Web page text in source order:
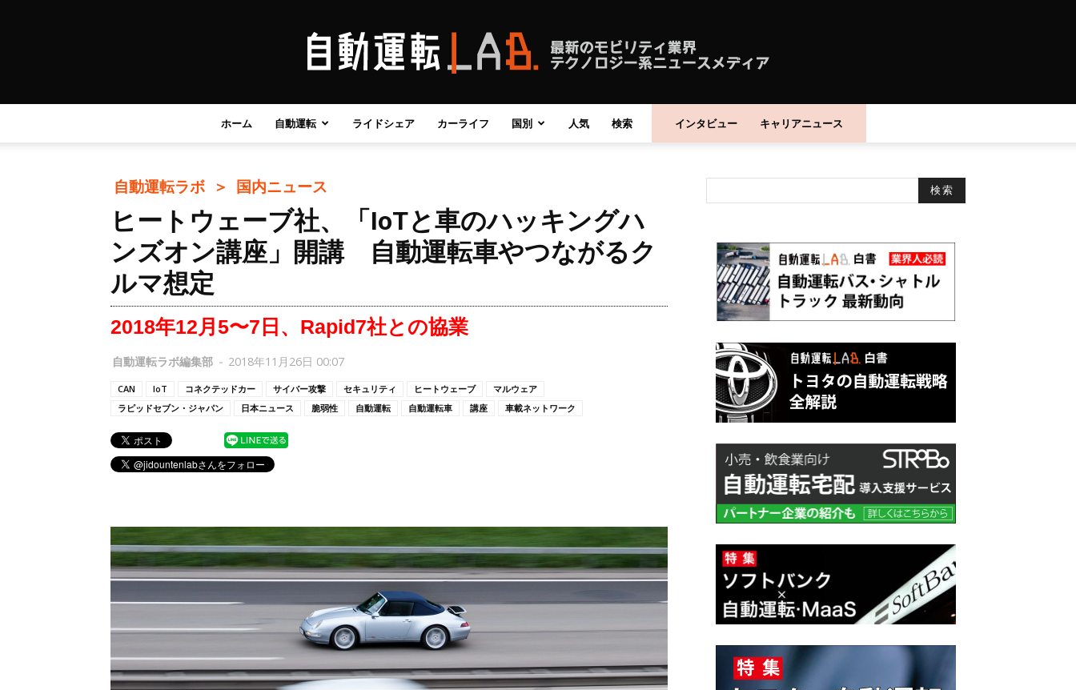
自
動
ホーム 自動運転 ライドシェア カーライフ 国別 人気 検索 インタビュー キャリアニュース
自動運転ラボ ＞ 国内ニュース
ヒートウェーブ社、「IoTと車のハッキングハ
ンズオン講座」開講 自動運転車やつながるク
ルマ想定
2018年12月5〜7日、Rapid7社との協業
自動運転ラボ編集部 - 2018年11月26日 00:07
CAN IoT コネクテッドカー サイバー攻撃 セキュリティ ヒートウェーブ
マルウェア
ラピッドセブン・ジャパン
日本ニュース 脆弱性 自動運転 自動運転車 講座 車載ネットワーク